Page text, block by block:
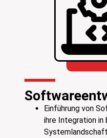
Einführung von
ihre Integration in